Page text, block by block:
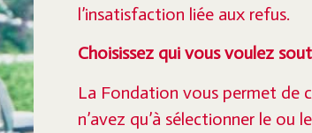
l’insatisfaction liée aux refus.
Choisissez qui vous voulez
La Fondation vous permet de
n’avez qu’à sélectionner le ou